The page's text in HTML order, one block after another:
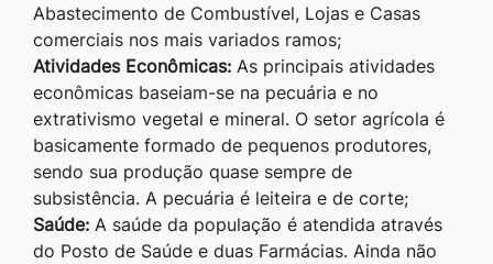
Abastecimento de Combustível, Lojas e Casas
comerciais nos mais variados ramos;
Atividades Econômicas: As principais atividades
econômicas baseiam-se na pecuária e no
extrativismo vegetal e mineral. O setor agrícola é
basicamente formado de pequenos produtores,
sendo sua produção quase sempre de
subsistência. A pecuária é leiteira e de corte;
Saúde: A saúde da população é atendida através
do Posto de Saúde e duas Farmácias. Ainda não